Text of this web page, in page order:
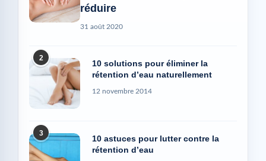
réduire
31 août 2020
2
10 solutions pour éliminer la
rétention d’eau naturellement
12 novembre 2014
3
10 astuces pour lutter contre la
rétention d’eau